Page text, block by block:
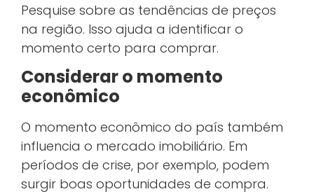
Pesquise sobre as tendências de preços
na região. Isso ajuda a identificar o
momento certo para comprar.
Considerar o momento
econômico
O momento econômico do país também
influencia o mercado imobiliário. Em
períodos de crise, por exemplo, podem
surgir boas oportunidades de compra.